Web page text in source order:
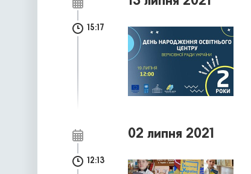
15:17
02 липня 2021
12:13